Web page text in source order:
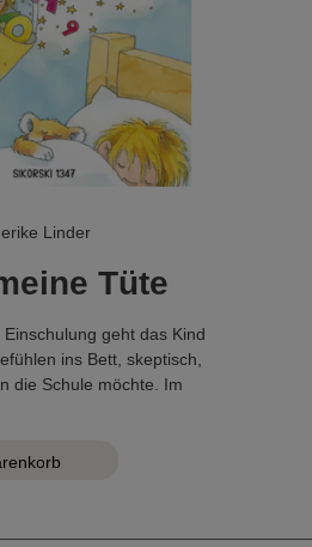
Linder
Tüte
geht das Kind
ins Bett, skeptisch,
die Schule möchte. Im
eine Schultüte, die es in
und ihm zeigt, was
Wörter und
Morgen steht das Kind